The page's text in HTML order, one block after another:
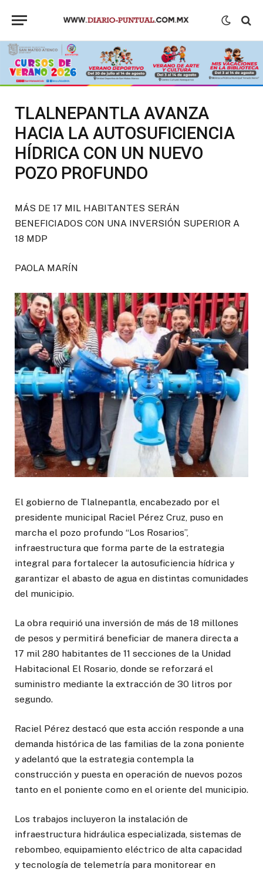
TLALNEPANTLA AVANZA
HACIA LA AUTOSUFICIENCIA
HÍDRICA CON UN NUEVO
POZO PROFUNDO
MÁS DE 17 MIL HABITANTES SERÁN
BENEFICIADOS CON UNA INVERSIÓN SUPERIOR A
18 MDP
PAOLA MARÍN
El gobierno de Tlalnepantla, encabezado por el
presidente municipal Raciel Pérez Cruz, puso en
marcha el pozo profundo “Los Rosarios”,
infraestructura que forma parte de la estrategia
integral para fortalecer la autosuficiencia hídrica y
garantizar el abasto de agua en distintas comunidades
del municipio.
La obra requirió una inversión de más de 18 millones
de pesos y permitirá beneficiar de manera directa a
17 mil 280 habitantes de 11 secciones de la Unidad
Habitacional El Rosario, donde se reforzará el
suministro mediante la extracción de 30 litros por
segundo.
Raciel Pérez destacó que esta acción responde a una
demanda histórica de las familias de la zona poniente
y adelantó que la estrategia contempla la
construcción y puesta en operación de nuevos pozos
tanto en el poniente como en el oriente del municipio.
Los trabajos incluyeron la instalación de
infraestructura hidráulica especializada, sistemas de
rebombeo, equipamiento eléctrico de alta capacidad
y tecnología de telemetría para monitorear en